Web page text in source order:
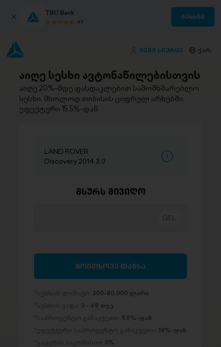
TBC Bank
4.9
გახსნა
ჩემი სივრცე ქარ
აიღე სესხი ავტონაწილებისთვის
აიღე 20%-მდე ფასდაკლებით სამომხმარებლო
სესხი, მხოლოდ თიბისის ციფრულ არხებში,
ეფექტური 15.5%-დან
LAND ROVER
Discovery 2014 3.0
მსურს მივიღო
მოითხოვე თანხა
სესხის ლიმიტი: 200-80,000 ლარი
სესხის ვადა: 3 - 48 თვე
საპროცენტო განაკვეთი: 9.9%-დან
ეფექტური საპროცენტო განაკვეთი: 18%-დან
გაცემის საკომისიო 0%